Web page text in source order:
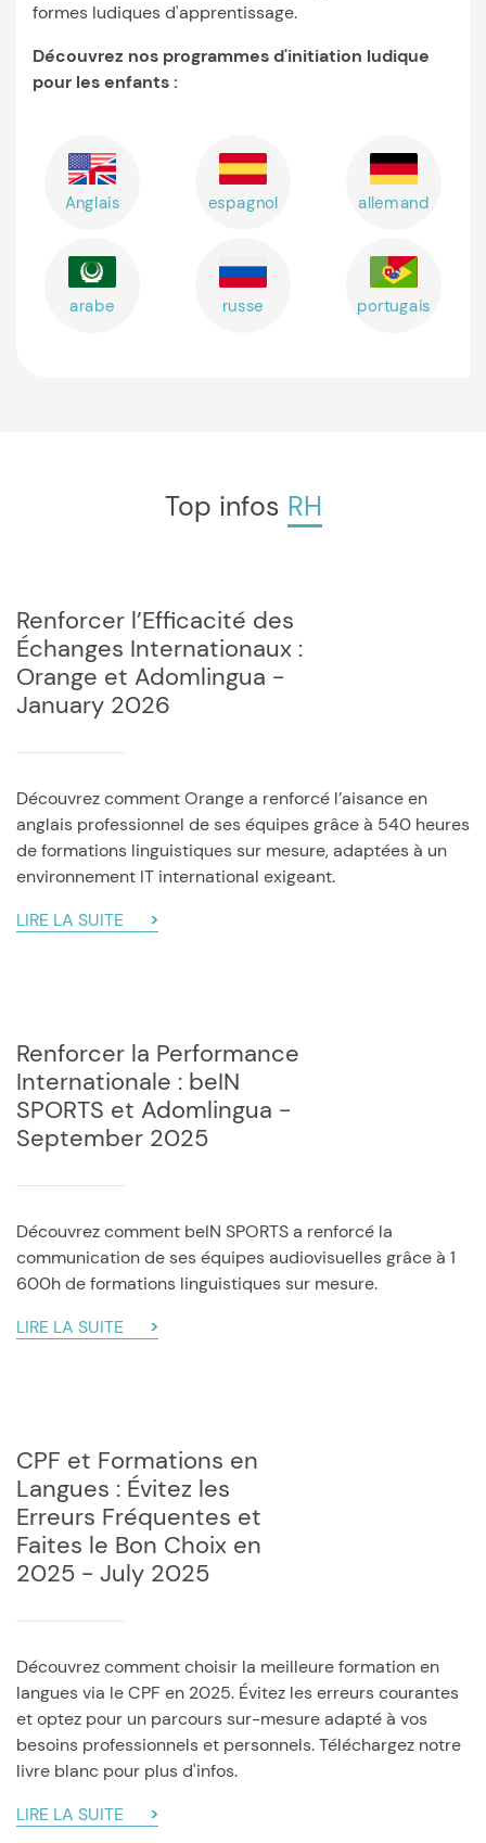
formes ludiques d'apprentissage.
Découvrez nos programmes d'initiation ludique
pour les enfants :
Anglais espagnol allemand
arabe russe portugais
Top infos RH
Renforcer l’Efficacité des
Échanges Internationaux :
Orange et Adomlingua -
January 2026
Découvrez comment Orange a renforcé l’aisance en
anglais professionnel de ses équipes grâce à 540 heures
de formations linguistiques sur mesure, adaptées à un
environnement IT international exigeant.
LIRE LA SUITE
Renforcer la Performance
Internationale : beIN
SPORTS et Adomlingua -
September 2025
Découvrez comment beIN SPORTS a renforcé la
communication de ses équipes audiovisuelles grâce à 1
600h de formations linguistiques sur mesure.
LIRE LA SUITE
CPF et Formations en
Langues : Évitez les
Erreurs Fréquentes et
Faites le Bon Choix en
2025 - July 2025
Découvrez comment choisir la meilleure formation en
langues via le CPF en 2025. Évitez les erreurs courantes
et optez pour un parcours sur-mesure adapté à vos
besoins professionnels et personnels. Téléchargez notre
livre blanc pour plus d'infos.
LIRE LA SUITE